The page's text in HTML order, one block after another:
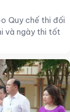
Quy chế thi đối
và ngày thi tốt